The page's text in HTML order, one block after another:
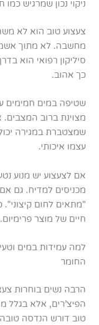
ניקוי נכון שמרגיש
צעצוע טוב הוא לא
מחשבה. לא מתוך
סיליקון רפואי הוא
כך אהוב.
שטיפה במים חמימים
מצוינת ברוב
שמצטברת במגירה
עצמו איכותי.
אם לצעצוע יש מנוע
מכניסים למדיח. גם
"מתאים לחום
חיים של מוצר פרימיום.
החומר
הרבה נשים בוחרות
הפיצ'רים, אלא בגלל
טוב דורש הנדסה